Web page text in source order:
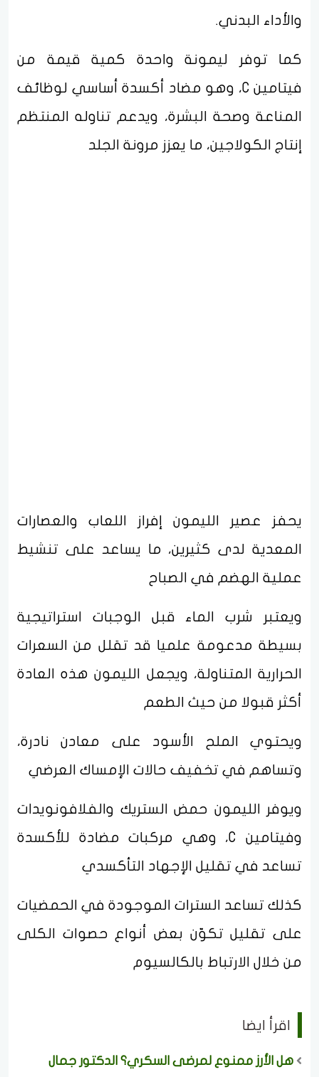
والأداء البدني.
كما توفر ليمونة واحدة كمية قيمة من
فيتامين C، وهو مضاد أكسدة أساسي لوظائف
المناعة وصحة البشرة، ويدعم تناوله المنتظم
إنتاج الكولاجين، ما يعزز مرونة الجلد
يحفز عصير الليمون إفراز اللعاب والعصارات
المعدية لدى كثيرين، ما يساعد على تنشيط
عملية الهضم في الصباح
ويعتبر شرب الماء قبل الوجبات استراتيجية
بسيطة مدعومة علميا قد تقلل من السعرات
الحرارية المتناولة، ويجعل الليمون هذه العادة
أكثر قبولا من حيث الطعم
ويحتوي الملح الأسود على معادن نادرة،
وتساهم في تخفيف حالات الإمساك العرضي
ويوفر الليمون حمض الستريك والفلافونويدات
وفيتامين C، وهي مركبات مضادة للأكسدة
تساعد في تقليل الإجهاد التأكسدي
كذلك تساعد السترات الموجودة في الحمضيات
على تقليل تكوّن بعض أنواع حصوات الكلى
من خلال الارتباط بالكالسيوم
اقرأ ايضا
هل الأرز ممنوع لمرضى السكري؟ الدكتور جمال